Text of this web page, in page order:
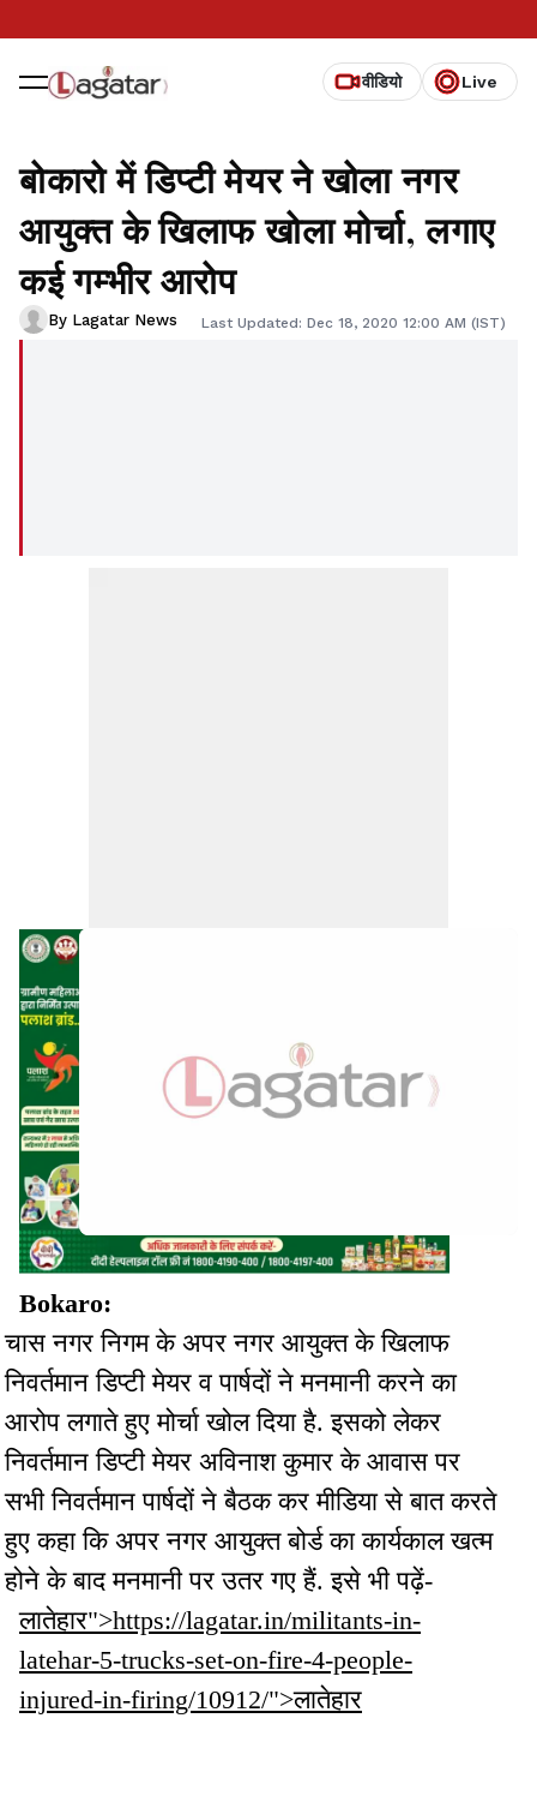
वीडियो Live
बोकारो में डिप्टी मेयर ने खोला नगर
आयुक्त के खिलाफ खोला मोर्चा, लगाए
कई गम्भीर आरोप
By Lagatar News Last Updated: Dec 18, 2020 12:00 AM (IST)
Bokaro:
चास नगर निगम के अपर नगर आयुक्त के खिलाफ
निवर्तमान डिप्टी मेयर व पार्षदों ने मनमानी करने का
आरोप लगाते हुए मोर्चा खोल दिया है. इसको लेकर
निवर्तमान डिप्टी मेयर अविनाश कुमार के आवास पर
सभी निवर्तमान पार्षदों ने बैठक कर मीडिया से बात करते
हुए कहा कि अपर नगर आयुक्त बोर्ड का कार्यकाल खत्म
होने के बाद मनमानी पर उतर गए हैं. इसे भी पढ़ें-
लातेहार">https://lagatar.in/militants-in-
latehar-5-trucks-set-on-fire-4-people-
injured-in-firing/10912/">लातेहार